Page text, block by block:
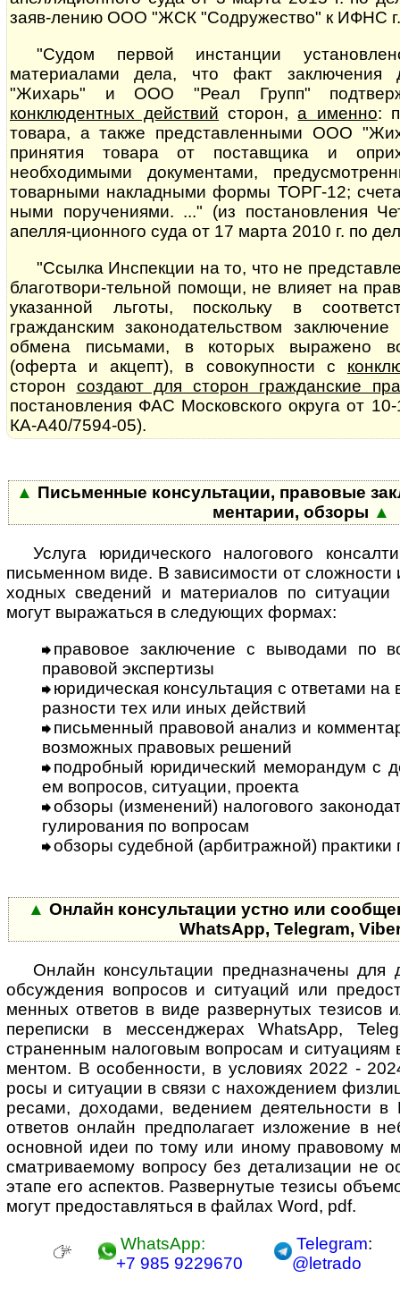
заяв-лению ООО "ЖСК "Содружество" к ИФНС
"Судом первой инстанции
материалами дела, что факт
"Жихарь" и ООО "Реал Групп"
конклюдентных действий сторон,а именно:
товара, а также представленными ООО
принятия товара от поставщика и
необходимыми документами,
товарными накладными формы ТОРГ-12;
ны­ми поручениями. ..." (из постановления
апелля-ционного суда от 17 марта 2010 г. по
"Ссылка Инспекции на то, что не
благотвори-тельной помощи, не влияет на
указанной льготы, поскольку в
гражданским законодательством
обмена письмами, в которых выражено
(оферта и акцепт), в совокупности с
сторон создают для сторон гражданские
постановления ФАС Московского округа от
КА-А40/7594-05).
▲ Письменные консультации, правовые
мен­та­рии, обзоры ▲
Услуга юридического налогового
письменном виде. В за­ви­си­мос­ти от
ход­ных сведений и материалов по ситуации
могут выражаться в следующих формах:
правовое заключение с выводами по
правовой экспертизы
юридическая консультация с ответами
раз­нос­ти тех или иных действий
письменный правовой анализ и
возможных правовых решений
подробный юридический меморандум с
ем вопросов, ситуации, проекта
обзоры (изменений) налогового
гу­ли­ро­ва­ния по во­п­ро­сам
обзоры судебной (арбитражной)
▲ Онлайн консультации устно или
Whats­App, Tele­gram,
Онлайн кон­суль­тации пред­наз­на­чены для
обсуж­де­ния воп­ро­сов и ситу­а­ций или
мен­ных отве­тов в виде раз­вер­нутых тези­сов
пере­писки в мессен­джерах WhatsApp,
странен­ным нало­говым воп­росам и
мен­том. В особен­ности, в усло­виях 2022 -
росы и ситу­ации в связи с нахож­де­нием
ресами, дохо­дами, веде­нием деятель­ности
отве­тов онлайн пред­по­ла­гает изло­жение в
основ­ной идеи по тому или иному право­вому
смат­ри­ва­е­мому воп­росу без дета­ли­зации не
этапе его аспек­тов. Развер­нутые тезисы
могут предо­став­ляться в фай­лах Word, pdf.
WhatsApp:
+7 985 9229670
Telegram:
@letrado